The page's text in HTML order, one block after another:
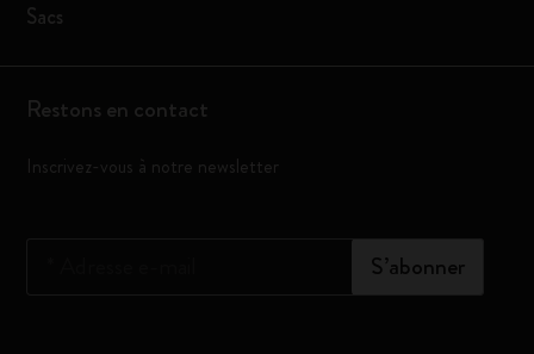
Sacs
Restons en contact
Inscrivez-vous à notre newsletter
S’abonner